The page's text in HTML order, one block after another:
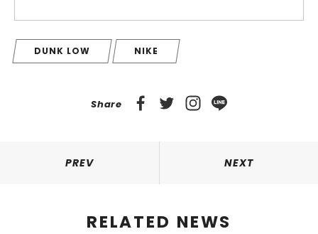
DUNK LOW NIKE
Share
PREV NEXT
RELATED NEWS